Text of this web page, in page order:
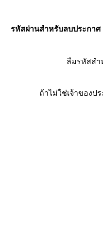
รหัสผ่านสำหรับลบประกาศ
ลืมรหัสส
ถ้าไม่ใช่เจ้าของป